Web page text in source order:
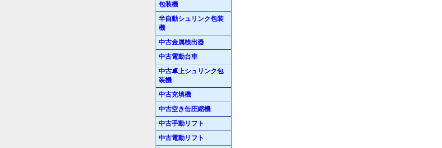
包装機
半自動シュリンク包装
機
中古金属検出器
中古電動台車
中古卓上シュリンク包
装機
中古充填機
中古空き缶圧縮機
中古手動リフト
中古電動リフト